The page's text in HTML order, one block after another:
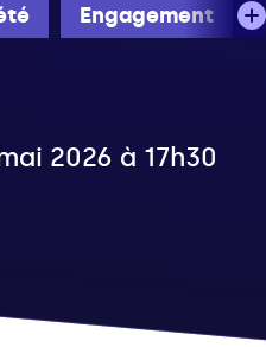
Engagement
2026 à 17h30